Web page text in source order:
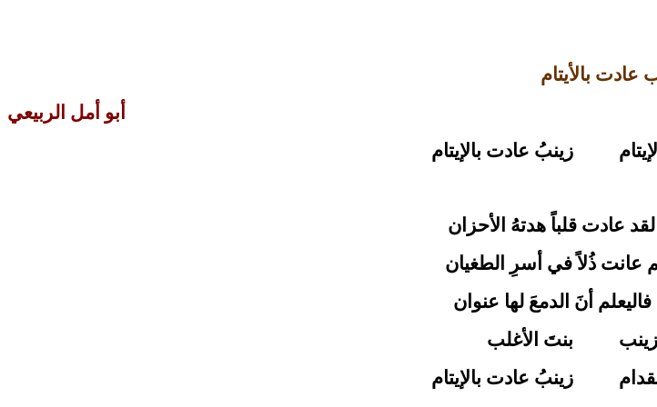
عادت بالأيتام
أبو أمل الربيعي
زينبُ عادت بالإيتام
عادت قلباً هدتهُ الأحزان
عانت ذُلاً في أسرِ الطغيان
أنَ الدمعَ لها عنوان
بنتَ الأغلب
زينبُ عادت بالإيتام